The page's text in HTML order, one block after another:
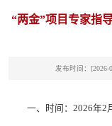
“两金”项目专家指
发布时间：[2026-
一、时间：2026年2